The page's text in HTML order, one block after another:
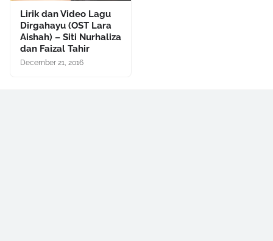
Lirik dan Video Lagu
Dirgahayu (OST Lara
Aishah) – Siti Nurhaliza
dan Faizal Tahir
December 21, 2016